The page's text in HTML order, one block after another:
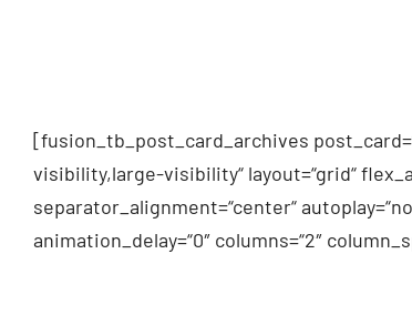
[fusion_tb_post_card_archives
visibility,large-visibility“ layout=“grid“
separator_alignment=“center“
animation_delay=“0″ columns=“2″